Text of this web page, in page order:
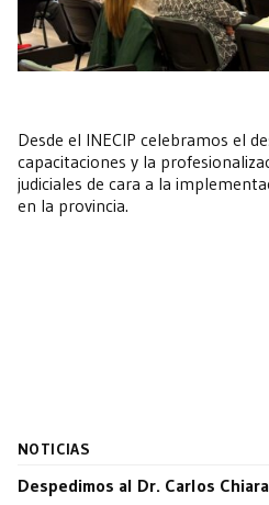
Desde el INECIP celebramos el
capacitaciones y la
judiciales de cara a la
en la provincia.
NOTICIAS
Despedimos al Dr. Carlos